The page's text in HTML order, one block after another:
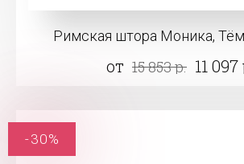
Римская штора Моника,
от 15 853 р. 11 097
-30%